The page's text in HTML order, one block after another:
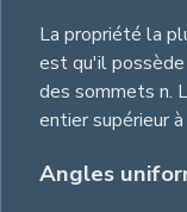
La propriété la
est qu'il
des sommets n.
entier supérieur à
Angles